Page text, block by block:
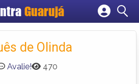
Guarujá
Cadastrar empresa
Criar conta
de Olinda
Avalie! 470